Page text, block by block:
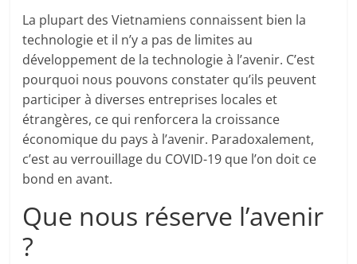
La plupart des Vietnamiens connaissent bien la
technologie et il n’y a pas de limites au
développement de la technologie à l’avenir. C’est
pourquoi nous pouvons constater qu’ils peuvent
participer à diverses entreprises locales et
étrangères, ce qui renforcera la croissance
économique du pays à l’avenir. Paradoxalement,
c’est au verrouillage du COVID-19 que l’on doit ce
bond en avant.
Que nous réserve l’avenir
?